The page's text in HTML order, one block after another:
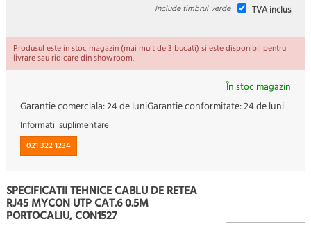
TVA inclus
Include timbrul verde
Produsul este in stoc magazin (mai mult de 3 bucati) si este disponibil pentru
livrare sau ridicare din showroom.
În stoc magazin
Garantie comerciala:24 de luniGarantie conformitate:24 de luni
Informatii suplimentare
021 322 1234
SPECIFICATII TEHNICE CABLU DE RETEA
RJ45 MYCON UTP CAT.6 0.5M
PORTOCALIU, CON1527